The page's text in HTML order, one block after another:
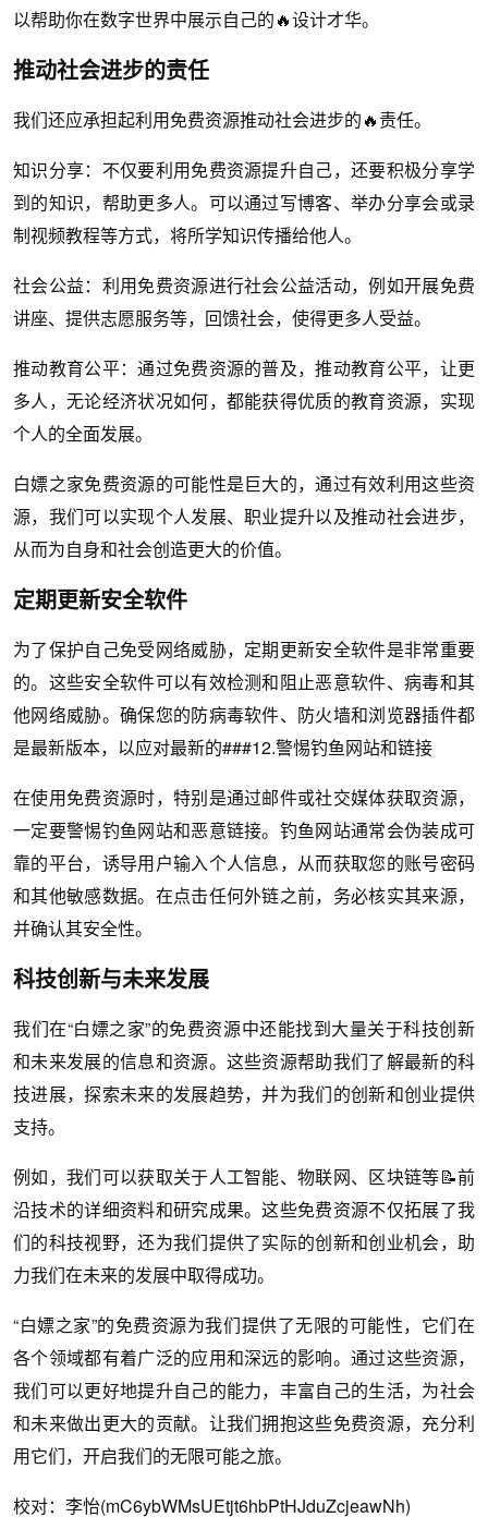
以帮助你在数字世界中展示自己的🔥设计才华。
推动社会进步的责任
我们还应承担起利用免费资源推动社会进步的🔥责任。
知识分享：不仅要利用免费资源提升自己，还要积极分享学
到的知识，帮助更多人。可以通过写博客、举办分享会或录
制视频教程等方式，将所学知识传播给他人。
社会公益：利用免费资源进行社会公益活动，例如开展免费
讲座、提供志愿服务等，回馈社会，使得更多人受益。
推动教育公平：通过免费资源的普及，推动教育公平，让更
多人，无论经济状况如何，都能获得优质的教育资源，实现
个人的全面发展。
白嫖之家免费资源的可能性是巨大的，通过有效利用这些资
源，我们可以实现个人发展、职业提升以及推动社会进步，
从而为自身和社会创造更大的价值。
定期更新安全软件
为了保护自己免受网络威胁，定期更新安全软件是非常重要
的。这些安全软件可以有效检测和阻止恶意软件、病毒和其
他网络威胁。确保您的防病毒软件、防火墙和浏览器插件都
是最新版本，以应对最新的###12.警惕钓鱼网站和链接
在使用免费资源时，特别是通过邮件或社交媒体获取资源，
一定要警惕钓鱼网站和恶意链接。钓鱼网站通常会伪装成可
靠的平台，诱导用户输入个人信息，从而获取您的账号密码
和其他敏感数据。在点击任何外链之前，务必核实其来源，
并确认其安全性。
科技创新与未来发展
我们在“白嫖之家”的免费资源中还能找到大量关于科技创新
和未来发展的信息和资源。这些资源帮助我们了解最新的科
技进展，探索未来的发展趋势，并为我们的创新和创业提供
支持。
例如，我们可以获取关于人工智能、物联网、区块链等📝前
沿技术的详细资料和研究成果。这些免费资源不仅拓展了我
们的科技视野，还为我们提供了实际的创新和创业机会，助
力我们在未来的发展中取得成功。
“白嫖之家”的免费资源为我们提供了无限的可能性，它们在
各个领域都有着广泛的应用和深远的影响。通过这些资源，
我们可以更好地提升自己的能力，丰富自己的生活，为社会
和未来做出更大的贡献。让我们拥抱这些免费资源，充分利
用它们，开启我们的无限可能之旅。
校对：李怡(mC6ybWMsUEtjt6hbPtHJduZcjeawNh)